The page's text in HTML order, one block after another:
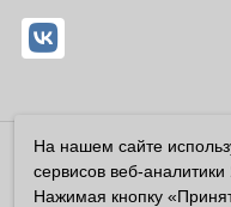
Владелец сайта ООО
Все права защищены
На нашем сайте
сервисов веб-
Нажимая кнопку